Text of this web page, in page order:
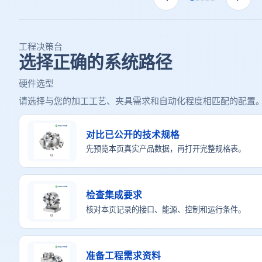
工程决策台
选择正确的系统路径
硬件选型
请选择与您的加工工艺、夹具需求和自动化程度相匹配的配置
对比已公开的技术规格
先预览本页真实产品数据，再打开完整规格表。
检查集成要求
核对本页记录的接口、能源、控制和运行条件。
准备工程需求资料